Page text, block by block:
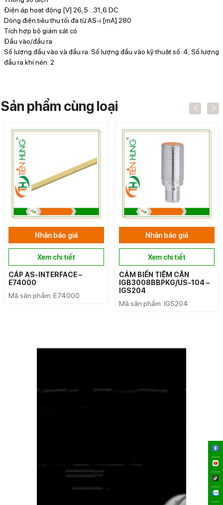
Điện áp hoạt động [V] 26,5…31,6 DC
Dòng điện tiêu thụ tối đa từ AS-i [mA] 280
Tích hợp bộ giám sát có
Đầu vào/đầu ra
Số lượng đầu vào và đầu ra: Số lượng đầu vào kỹ thuật số: 4; Số lượng
đầu ra khí nén: 2
Sản phẩm cùng loại
Nhận báo giá
Xem chi tiết
CÁP AS-INTERFACE –
E74000
Mã sản phẩm: E74000
Nhận báo giá
Xem chi tiết
CẢM BIẾN TIỆM CẬN
IGB3008BBPKG/US-104 –
IGS204
Mã sản phẩm: IGS204